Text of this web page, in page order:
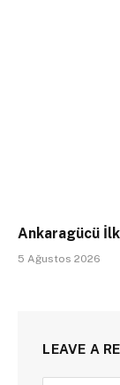
Ankaragücü İlk
5 Ağustos 2026
LEAVE A